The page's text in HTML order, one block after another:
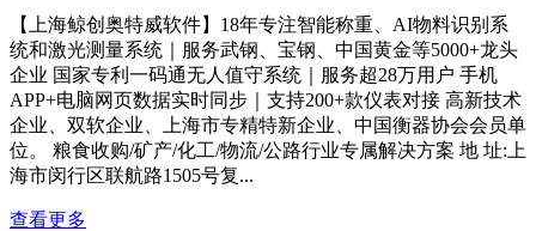
【上海鲸创奥特威软件】18年专注智能称重、AI物料识别系
统和激光测量系统｜服务武钢、宝钢、中国黄金等5000+龙头
企业 国家专利一码通无人值守系统｜服务超28万用户 手机
APP+电脑网页数据实时同步｜支持200+款仪表对接 高新技术
企业、双软企业、上海市专精特新企业、中国衡器协会会员单
位。 粮食收购/矿产/化工/物流/公路行业专属解决方案 地 址:上
海市闵行区联航路1505号复...
查看更多